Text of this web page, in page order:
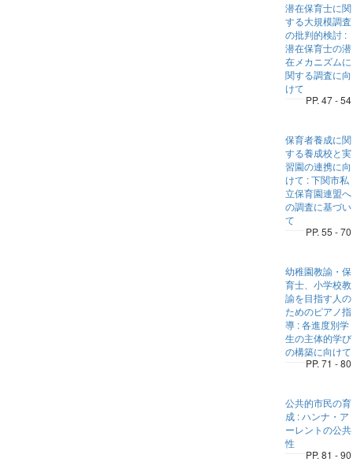
潜在保育士に関
する大規模調査
の批判的検討 :
潜在保育士の潜
在メカニズムに
関する調査に向
けて
PP. 47 - 54
保育者養成に関
する養成校と実
習園の連携に向
けて : 下関市私
立保育園連盟へ
の調査に基づい
て
PP. 55 - 70
幼稚園教諭・保
育士、小学校教
諭を目指す人の
ためのピアノ指
導 : 各進度別学
生の主体的学び
の構築に向けて
PP. 71 - 80
公共的市民の育
成 : ハンナ・ア
ーレントの公共
性
PP. 81 - 90